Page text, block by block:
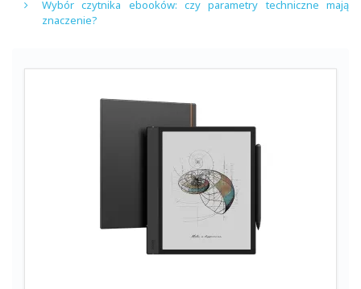
Wybór czytnika ebooków: czy parametry techniczne mają
znaczenie?